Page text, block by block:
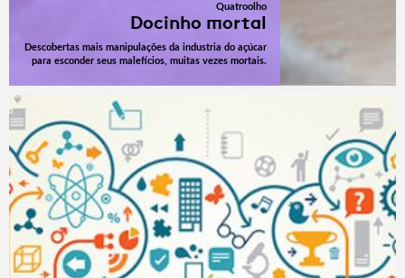
Quatroolho
Docinho mortal
Descobertas mais manipulações da industria do açúcar
para esconder seus malefícios, muitas vezes mortais.